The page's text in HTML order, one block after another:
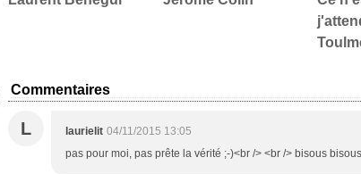
Commentaires
L laurielit 04/11/2015 13:05
pas pour moi, pas prête la vérité ;-)<br /> <br /> bisous bisous